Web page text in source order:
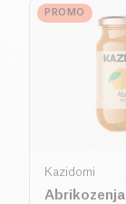
PROMO
Kazidomi